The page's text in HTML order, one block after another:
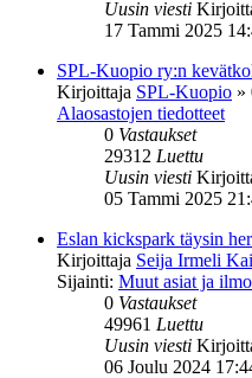
Uusin viesti
17 Tammi 2025
SPL-Kuopio ry:n
Kirjoittaja SPL-Kuopio »
Alaosastojen tiedotteet
0 Vastaukset
29312 Luettu
Uusin viesti
05 Tammi 2025
Eslan kickspark täysin
Kirjoittaja Seija Irmeli
Sijainti: Muut asiat ja
0 Vastaukset
49961 Luettu
Uusin viesti
06 Joulu 2024